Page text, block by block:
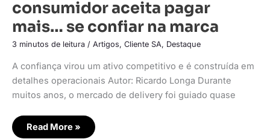
consumidor aceita pagar
mais… se confiar na marca
3 minutos de leitura / Artigos, Cliente SA, Destaque
A confiança virou um ativo competitivo e é construída em
detalhes operacionais Autor: Ricardo Longa Durante
muitos anos, o mercado de delivery foi guiado quase
Read More »